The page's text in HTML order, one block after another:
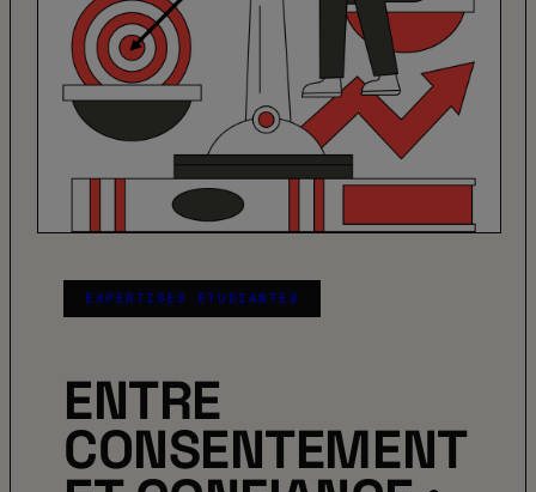
EXPERTISES ÉTUDIANTES
ENTRE
CONSENTEMENT